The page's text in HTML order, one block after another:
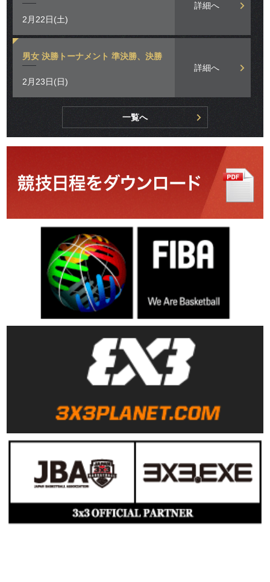
2月22日(土)
詳細へ
男女 決勝トーナメント 準決勝、決勝
2月23日(日)
詳細へ
一覧へ